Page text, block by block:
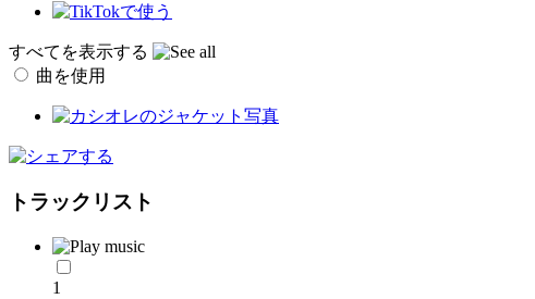
すべてを表示する
曲を使用
トラックリスト
1